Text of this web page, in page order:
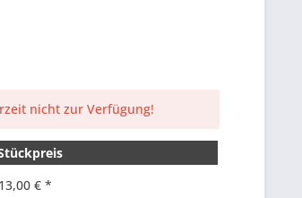
nicht zur Verfügung!
13,00 € *